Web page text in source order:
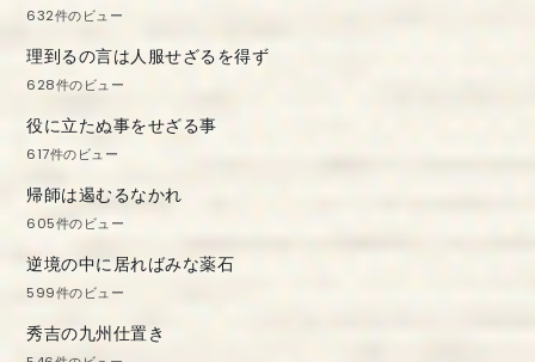
632件のビュー
理到るの言は人服せざるを得ず
628件のビュー
役に立たぬ事をせざる事
617件のビュー
帰師は遏むるなかれ
605件のビュー
逆境の中に居ればみな薬石
599件のビュー
秀吉の九州仕置き